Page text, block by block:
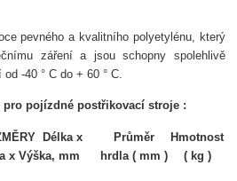
pevného a kvalitního polyetylénu, který
záření a jsou schopny spolehlivě
-40 ° C do + 60 ° C.
pro pojízdné postřikovací stroje :
Délka x
x Výška, mm
Průměr
hrdla ( mm )
Hmotnost
( kg )